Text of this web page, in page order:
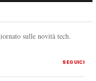
sulle novità tech.
SEGUICI